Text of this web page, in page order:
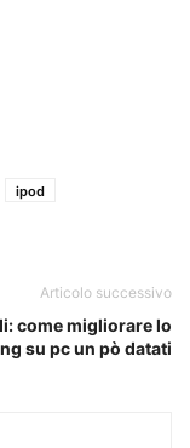
ipod
Articolo successivo
come migliorare lo
su pc un pò datati